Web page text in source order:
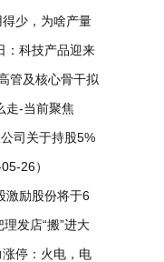
得少，为啥产量
：科技产品迎来
管及核心骨干拟
走-当前聚焦
司关于持股5%
26）
激励股份将于6
对象发店“搬”进大
停：火电，电